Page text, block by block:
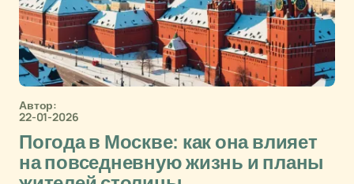
Автор:
22-01-2026
Погода в Москве: как она влияет
на повседневную жизнь и планы